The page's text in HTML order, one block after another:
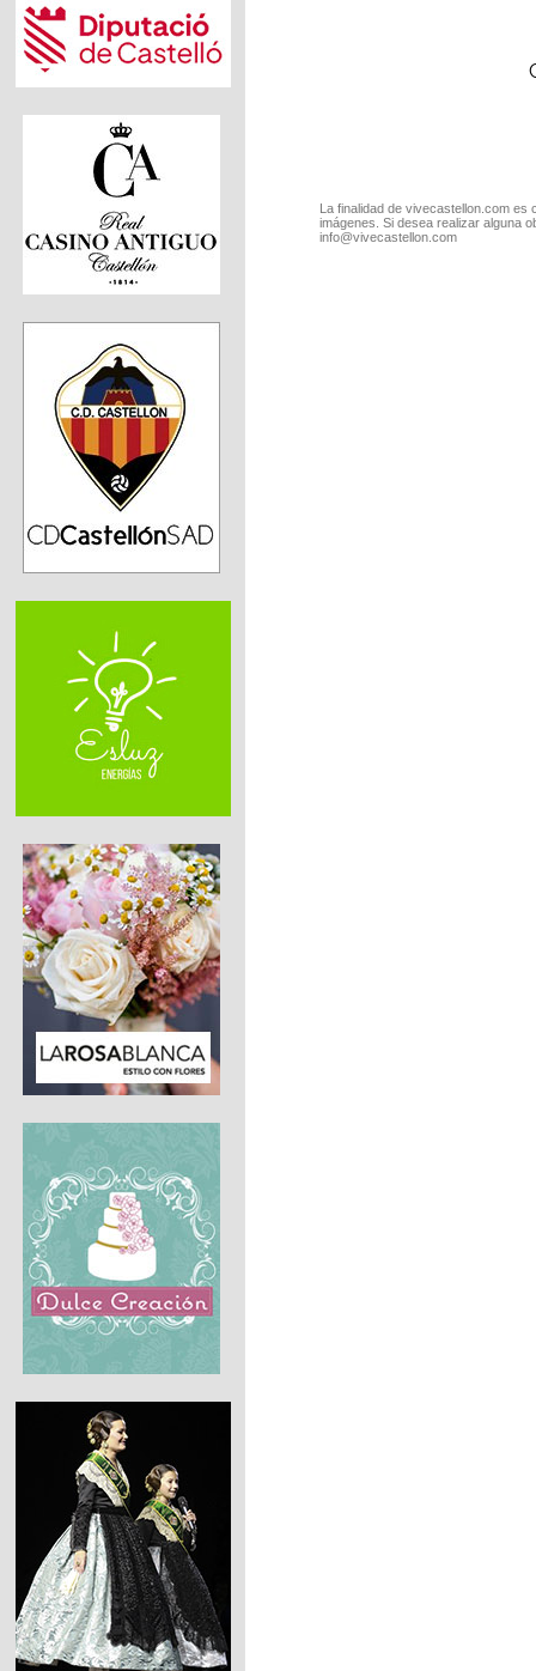
La finalidad de vivecastellon.com
imágenes. Si desea realizar alguna
info@vivecastellon.com